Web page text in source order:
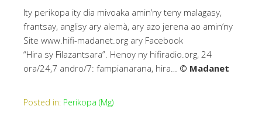
Ity perikopa ity dia mivoaka amin’ny teny malagasy,
frantsay, anglisy ary alemà, ary azo jerena ao amin’ny
Site www.hifi-madanet.org ary Facebook
“Hira sy Filazantsara”. Henoy ny hifiradio.org, 24
ora/24,7 andro/7: fampianarana, hira… © Madanet
Posted in: Perikopa (Mg)